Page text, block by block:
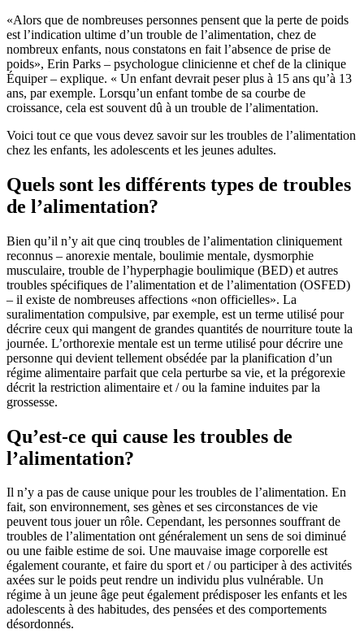
«Alors que de nombreuses personnes pensent que la perte de poids
est l’indication ultime d’un trouble de l’alimentation, chez de
nombreux enfants, nous constatons en fait l’absence de prise de
poids», Erin Parks – psychologue clinicienne et chef de la clinique
Équiper– explique. « Un enfant devrait peser plus à 15 ans qu’à 13
ans, par exemple. Lorsqu’un enfant tombe de sa courbe de
croissance, cela est souvent dû à un trouble de l’alimentation.
Voici tout ce que vous devez savoir sur les troubles de l’alimentation
chez les enfants, les adolescents et les jeunes adultes.
Quels sont les différents types de troubles
de l’alimentation?
Bien qu’il n’y ait que cinq troubles de l’alimentation cliniquement
reconnus – anorexie mentale, boulimie mentale, dysmorphie
musculaire, trouble de l’hyperphagie boulimique (BED) et autres
troubles spécifiques de l’alimentation et de l’alimentation (OSFED)
– il existe de nombreuses affections «non officielles». La
suralimentation compulsive, par exemple, est un terme utilisé pour
décrire ceux qui mangent de grandes quantités de nourriture toute la
journée. L’orthorexie mentale est un terme utilisé pour décrire une
personne qui devient tellement obsédée par la planification d’un
régime alimentaire parfait que cela perturbe sa vie, et la prégorexie
décrit la restriction alimentaire et / ou la famine induites par la
grossesse.
Qu’est-ce qui cause les troubles de
l’alimentation?
Il n’y a pas de cause unique pour les troubles de l’alimentation. En
fait, son environnement, ses gènes et ses circonstances de vie
peuvent tous jouer un rôle. Cependant, les personnes souffrant de
troubles de l’alimentation ont généralement un sens de soi diminué
ou une faible estime de soi. Une mauvaise image corporelle est
également courante, et faire du sport et / ou participer à des activités
axées sur le poids peut rendre un individu plus vulnérable. Un
régime à un jeune âge peut également prédisposer les enfants et les
adolescents à des habitudes, des pensées et des comportements
désordonnés.